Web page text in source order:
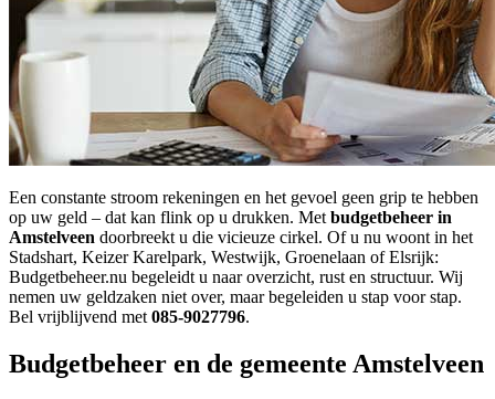
Een constante stroom rekeningen en het gevoel geen grip te hebben
op uw geld – dat kan flink op u drukken. Met budgetbeheer in
Amstelveen doorbreekt u die vicieuze cirkel. Of u nu woont in het
Stadshart, Keizer Karelpark, Westwijk, Groenelaan of Elsrijk:
Budgetbeheer.nu begeleidt u naar overzicht, rust en structuur. Wij
nemen uw geldzaken niet over, maar begeleiden u stap voor stap.
Bel vrijblijvend met 085-9027796.
Budgetbeheer en de gemeente Amstelveen